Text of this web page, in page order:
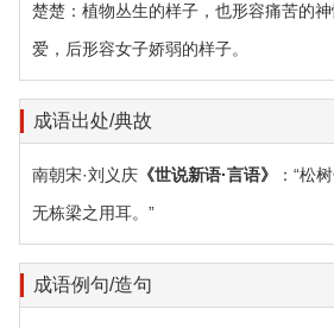
楚楚：植物丛生的样子，也形容痛苦的
爱，后形容女子娇弱的样子。
成语出处/典故
南朝宋·刘义庆 《世说新语·言语》
：“松
无栋梁之用耳。”
成语例句/造句